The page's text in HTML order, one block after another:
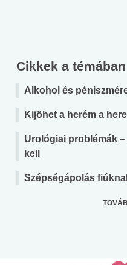
Cikkek a témában
Alkohol és
Kijöhet a herém a
Urológiai problémák
kell
Szépségápolás